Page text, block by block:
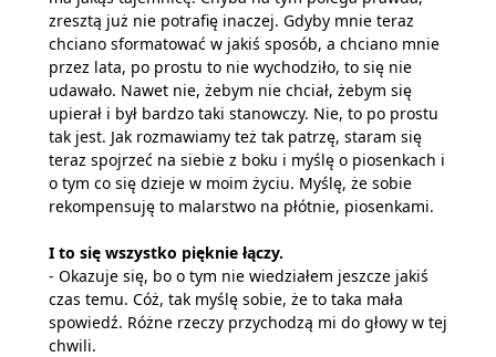
zresztą już nie potrafię inaczej. Gdyby mnie teraz
chciano sformatować w jakiś sposób, a chciano mnie
przez lata, po prostu to nie wychodziło, to się nie
udawało. Nawet nie, żebym nie chciał, żebym się
upierał i był bardzo taki stanowczy. Nie, to po prostu
tak jest. Jak rozmawiamy też tak patrzę, staram się
teraz spojrzeć na siebie z boku i myślę o piosenkach i
o tym co się dzieje w moim życiu. Myślę, że sobie
rekompensuję to malarstwo na płótnie, piosenkami.
I to się wszystko pięknie łączy.
- Okazuje się, bo o tym nie wiedziałem jeszcze jakiś
czas temu. Cóż, tak myślę sobie, że to taka mała
spowiedź. Różne rzeczy przychodzą mi do głowy w tej
chwili.